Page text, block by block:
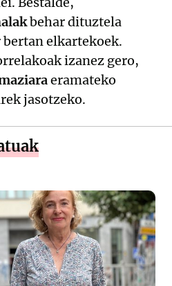
behar dituztela
elkartekoek.
izanez gero,
eramateko
jasotzeko.